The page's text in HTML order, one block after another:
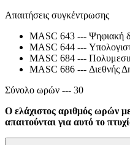
Απαιτήσεις συγκέντρωσης
MASC 643 --- Ψηφιακή
MASC 644 ---
MASC 684 ---
MASC 686 --- Διεθνής
Σύνολο ωρών --- 30
Ο ελάχιστος αριθμός ωρών
απαιτούνται για αυτό το